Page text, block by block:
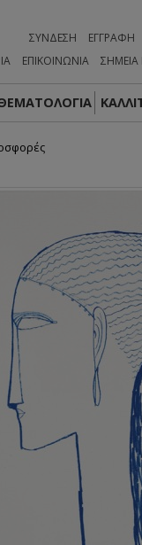
ΣΎΝΔΕΣΗ
ΕΓΓΡΑΦΉ
ΕΠΙΚΟΙΝΩΝΙΑ